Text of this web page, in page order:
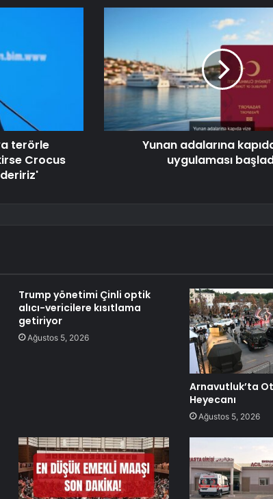
terörle
Crocus
Yunan adalarına
uygulaması
Trump yönetimi Çinli optik
alıcı-vericilere kısıtlama
getiriyor
Ağustos 5, 2026
Arnavutluk’ta
Heyecanı
Ağustos 5, 2026